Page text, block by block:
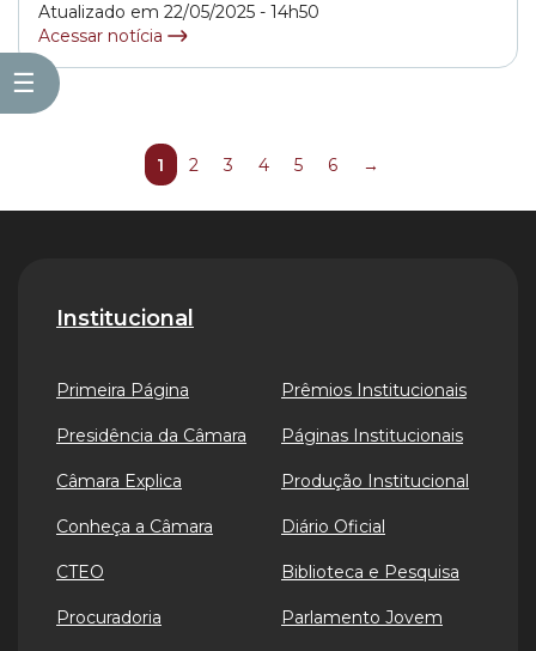
☰
Atualizado em 22/05/2025 - 14h50
Acessar notícia
1 2 3 4 5 6 →
Institucional
Primeira Página
Presidência da Câmara
Câmara Explica
Conheça a Câmara
CTEO
Procuradoria
Prêmios Institucionais
Páginas Institucionais
Produção Institucional
Diário Oficial
Biblioteca e Pesquisa
Parlamento Jovem